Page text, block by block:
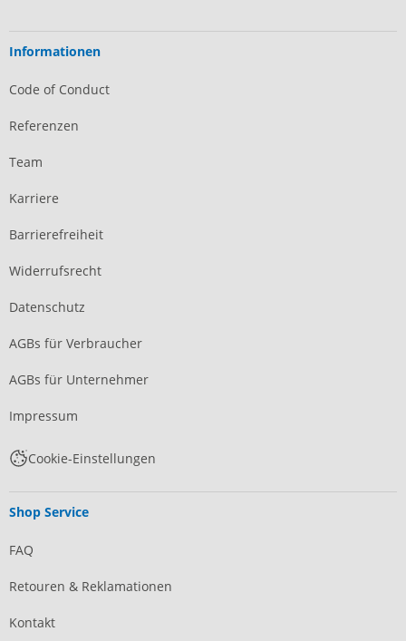
Informationen
Code of Conduct
Referenzen
Team
Karriere
Barrierefreiheit
Widerrufsrecht
Datenschutz
AGBs für Verbraucher
AGBs für Unternehmer
Impressum
Cookie-Einstellungen
Shop Service
FAQ
Retouren & Reklamationen
Kontakt